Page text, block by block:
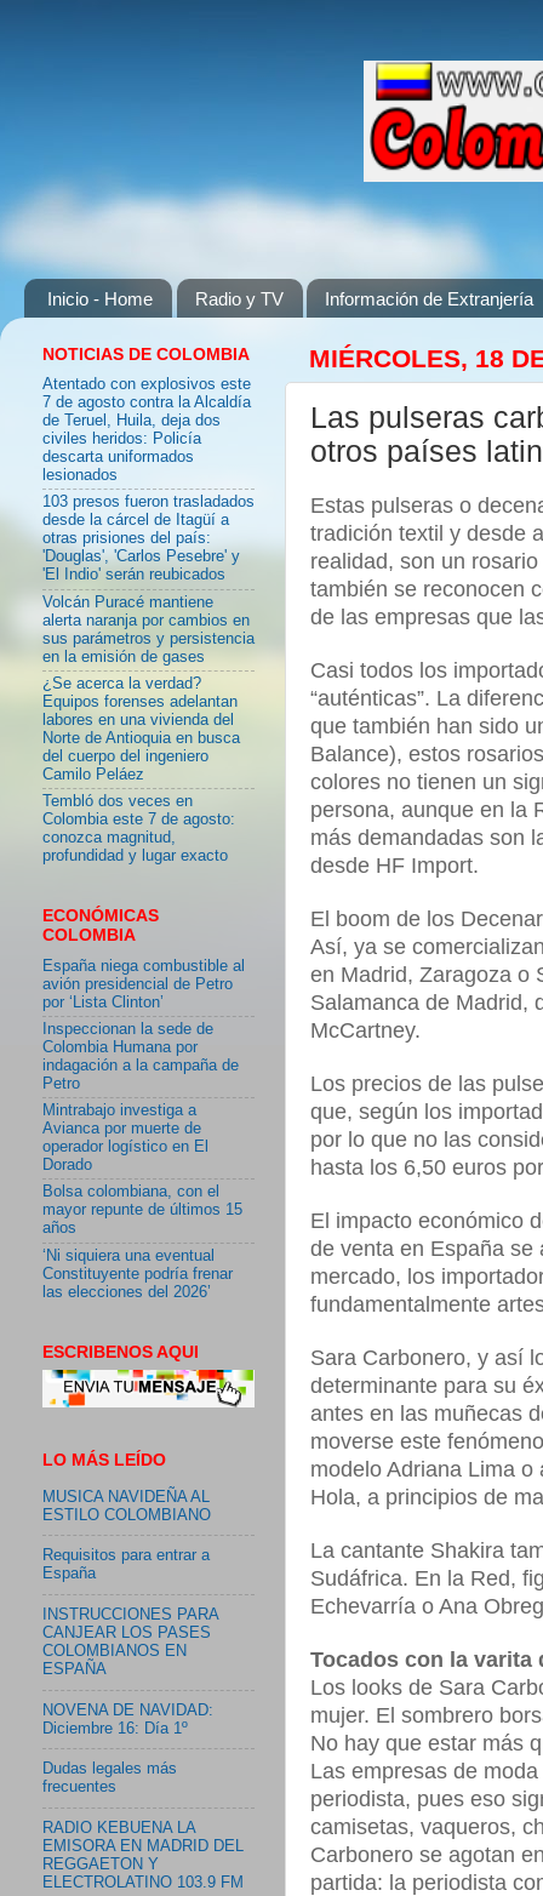
Inicio - Home Radio y TV Información de Extranjería
MIÉRCOLES, 18
Las pulseras
otros países
Estas pulseras o
tradición textil y desde
realidad, son un
también se reconocen
de las empresas que
Casi todos los
“auténticas”. La
que también han sido
Balance), estos
colores no tienen un
persona, aunque en la
más demandadas son
desde HF Import.
El boom de los
Así, ya se
en Madrid, Zaragoza o
Salamanca de Madrid,
McCartney.
Los precios de las
que, según los
por lo que no las
hasta los 6,50 euros
El impacto económico
de venta en España se
mercado, los
fundamentalmente
Sara Carbonero, y así
determinante para su
antes en las muñecas
moverse este
modelo Adriana Lima
Hola, a principios de
La cantante Shakira
Sudáfrica. En la Red,
Echevarría o Ana
Tocados con la varita
Los looks de Sara
mujer. El sombrero
No hay que estar más
Las empresas de
periodista, pues eso
camisetas, vaqueros,
Carbonero se agotan
partida: la periodista
NOTICIAS DE COLOMBIA
Atentado con explosivos este
7 de agosto contra la Alcaldía
de Teruel, Huila, deja dos
civiles heridos: Policía
descarta uniformados
lesionados
103 presos fueron trasladados
desde la cárcel de Itagüí a
otras prisiones del país:
'Douglas', 'Carlos Pesebre' y
'El Indio' serán reubicados
Volcán Puracé mantiene
alerta naranja por cambios en
sus parámetros y persistencia
en la emisión de gases
¿Se acerca la verdad?
Equipos forenses adelantan
labores en una vivienda del
Norte de Antioquia en busca
del cuerpo del ingeniero
Camilo Peláez
Tembló dos veces en
Colombia este 7 de agosto:
conozca magnitud,
profundidad y lugar exacto
ECONÓMICAS
COLOMBIA
España niega combustible al
avión presidencial de Petro
por ‘Lista Clinton’
Inspeccionan la sede de
Colombia Humana por
indagación a la campaña de
Petro
Mintrabajo investiga a
Avianca por muerte de
operador logístico en El
Dorado
Bolsa colombiana, con el
mayor repunte de últimos 15
años
‘Ni siquiera una eventual
Constituyente podría frenar
las elecciones del 2026’
ESCRIBENOS AQUI
LO MÁS LEÍDO
MUSICA NAVIDEÑA AL
ESTILO COLOMBIANO
Requisitos para entrar a
España
INSTRUCCIONES PARA
CANJEAR LOS PASES
COLOMBIANOS EN
ESPAÑA
NOVENA DE NAVIDAD:
Diciembre 16: Día 1º
Dudas legales más
frecuentes
RADIO KEBUENA LA
EMISORA EN MADRID DEL
REGGAETON Y
ELECTROLATINO 103.9 FM